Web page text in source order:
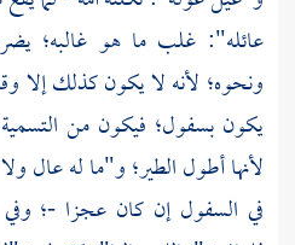
عائله": غلب ما هو غالبه؛
ونحوه؛ لأنه لا يكون كذلك إلا
يكون بسفول؛ فيكون من التسمية
لأنها أطول الطير؛ و"ما له عال
في السفول إن كان عجزا -؛